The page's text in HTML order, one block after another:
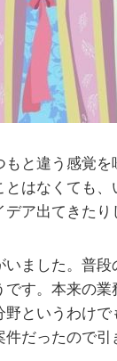
と違う感覚
はなくても
ア出てきたり
ました。普
です。本来の
というわけ
だったので引